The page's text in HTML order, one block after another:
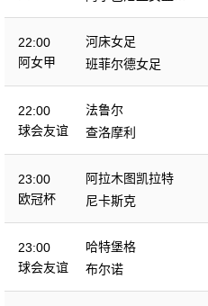
6
22:00
阿女甲
河床女足
班菲尔德女足
22:00
球会友谊
法鲁尔
查洛摩利
23:00
欧冠杯
阿拉木图凯拉特
尼卡斯克
23:00
球会友谊
哈特堡格
布尔诺